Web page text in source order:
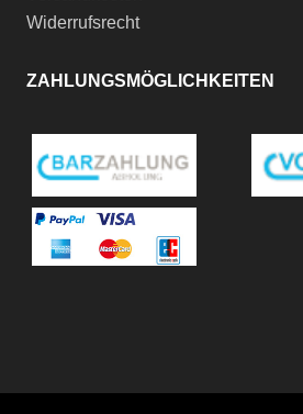
Widerrufsrecht
ZAHLUNGSMÖGLICHKEITEN